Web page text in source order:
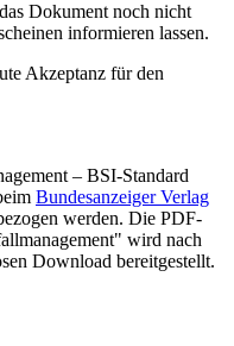
Dokument noch nicht
informieren lassen.
Akzeptanz für den
– BSI-Standard
Bundesanzeiger Verlag
werden. Die PDF-
management" wird nach
Download bereitgestellt.